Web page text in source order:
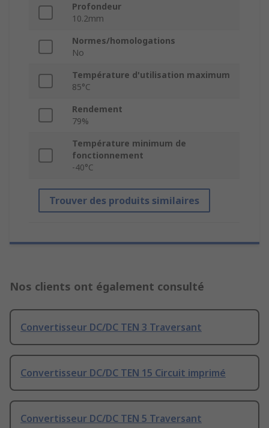
Profondeur
10.2mm
Normes/homologations
No
Température d'utilisation maximum
85°C
Rendement
79%
Température minimum de
fonctionnement
-40°C
Trouver des produits similaires
Nos clients ont également consulté
Convertisseur DC/DC TEN 3 Traversant
Convertisseur DC/DC TEN 15 Circuit imprimé
Convertisseur DC/DC TEN 5 Traversant